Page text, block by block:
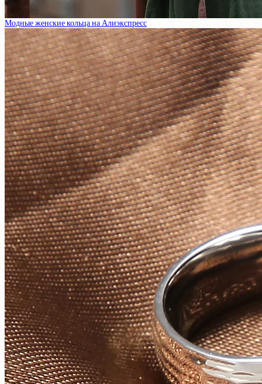
Модные женские кольца на Алиэкспресс